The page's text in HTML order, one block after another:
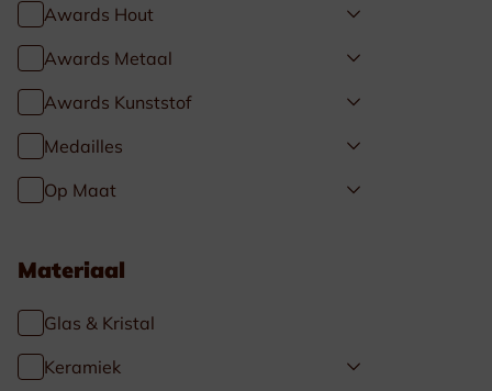
Awards Hout
Awards Metaal
Awards Kunststof
Medailles
Op Maat
Materiaal
Glas & Kristal
Keramiek